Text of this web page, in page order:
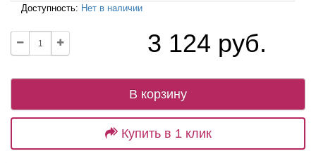
Доступность: Нет в наличии
3 124 руб.
В корзину
Купить в 1 клик